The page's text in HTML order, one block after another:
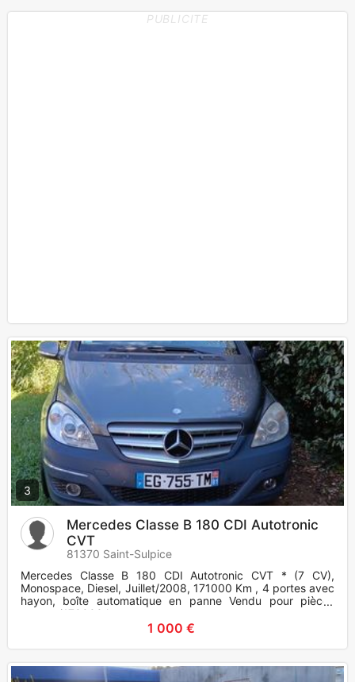
PUBLICITE
3
Mercedes Classe B 180 CDI Autotronic
CVT
81370 Saint-Sulpice
Mercedes Classe B 180 CDI Autotronic CVT * (7 CV),
Monospace, Diesel, Juillet/2008, 171000 Km , 4 portes avec
hayon, boîte automatique en panne Vendu pour pièces
moteur i170000 km
1 000 €